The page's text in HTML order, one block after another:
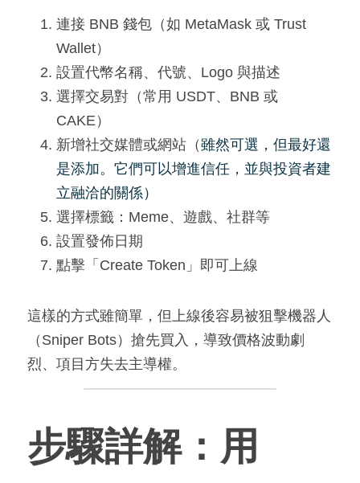
連接 BNB 錢包（如 MetaMask 或 Trust
Wallet）
設置代幣名稱、代號、Logo 與描述
選擇交易對（常用 USDT、BNB 或
CAKE）
新增社交媒體或網站（雖然可選，但最好還
是添加。它們可以增進信任，並與投資者建
立融洽的關係）
選擇標籤：Meme、遊戲、社群等
設置發佈日期
點擊「Create Token」即可上線
這樣的方式雖簡單，但上線後容易被狙擊機器人
（Sniper Bots）搶先買入，導致價格波動劇
烈、項目方失去主導權。
步驟詳解：用